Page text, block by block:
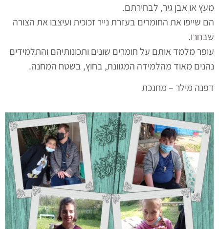
מעץ או אבן גיר, לבחירתם.
הם שייפו את החומרים בעזרת נייר זכוכית ועיצבו את הצורה
שבחרו.
עופר מלמד אותם על חומרים שונים ותכונותיהם והתלמידים
נהנים מאוד מהלמידה המגוונת, בחוץ, בשטח המחנה.
דפנה מילר – מחנכת